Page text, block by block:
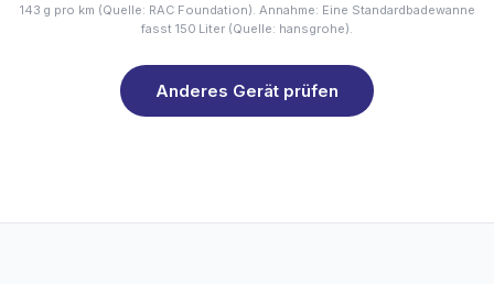
143 g pro km (Quelle: RAC Foundation). Annahme: Eine Standardbadewanne
fasst 150 Liter (Quelle: hansgrohe).
Anderes Gerät prüfen